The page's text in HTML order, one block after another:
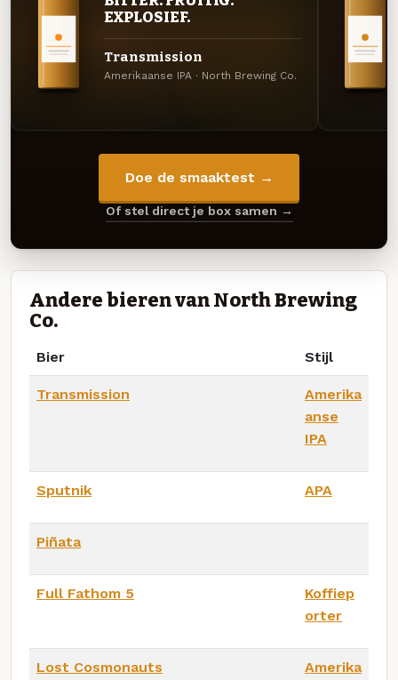
EXPLOSIEF.
Transmission
Amerikaanse IPA · North Brewing Co.
Doe de smaaktest →
Of stel direct je box samen →
Andere bieren van North Brewing
Co.
Bier Stijl
Transmission
Amerika
anse
IPA
Sputnik APA
Piñata
Full Fathom 5
Koffiep
orter
Lost Cosmonauts
Amerika